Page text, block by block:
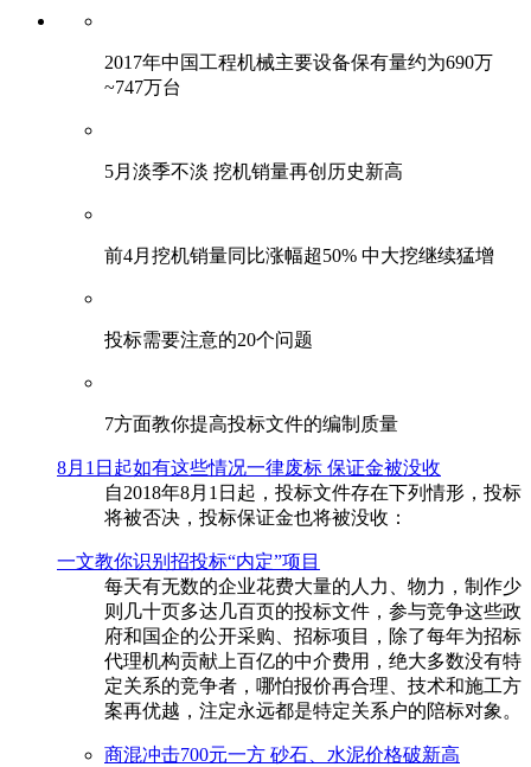
2017年中国工程机械主要设备保有量约为690万
~747万台
5月淡季不淡 挖机销量再创历史新高
前4月挖机销量同比涨幅超50% 中大挖继续猛增
投标需要注意的20个问题
​7方面教你提高投标文件的编制质量
8月1日起如有这些情况一律废标 保证金被没收
自2018年8月1日起，投标文件存在下列情形，投标
将被否决，投标保证金也将被没收：
一文教你识别招投标“内定”项目
每天有无数的企业花费大量的人力、物力，制作少
则几十页多达几百页的投标文件，参与竞争这些政
府和国企的公开采购、招标项目，除了每年为招标
代理机构贡献上百亿的中介费用，绝大多数没有特
定关系的竞争者，哪怕报价再合理、技术和施工方
案再优越，注定永远都是特定关系户的陪标对象。
商混冲击700元一方 砂石、水泥价格破新高